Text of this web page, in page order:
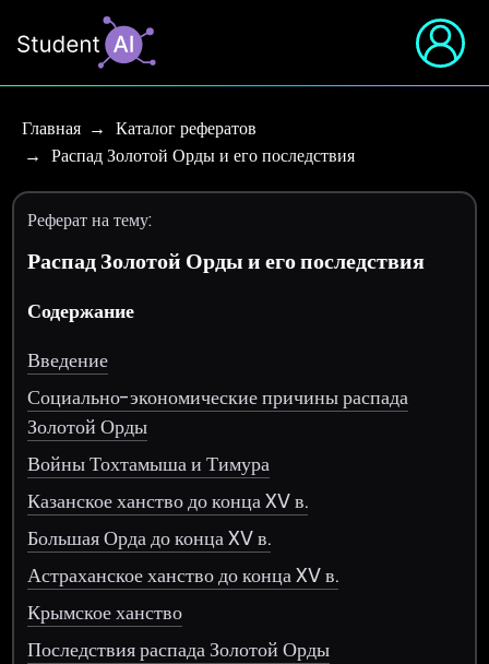
Главная
Каталог рефератов
Распад Золотой Орды и его последствия
Реферат на тему:
Распад Золотой Орды и его последствия
Содержание
Введение
Социально-экономические причины распада
Золотой Орды
Войны Тохтамыша и Тимура
Казанское ханство до конца XV в.
Большая Орда до конца XV в.
Астраханское ханство до конца XV в.
Крымское ханство
Последствия распада Золотой Орды